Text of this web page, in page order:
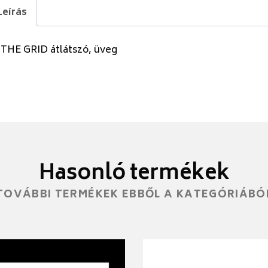
GRID átlátszó, üveg
Hasonló termékek
TERMÉKEK EBBŐL A